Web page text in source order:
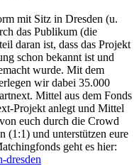
mit Sitz in Dresden (u.
das Publikum (die
daran ist, dass das Projekt
schon bekannt ist und
wurde. Mit dem
wir dabei 35.000
Mittel aus dem Fonds
Projekt anlegt und Mittel
euch durch die Crowd
(1:1) und unterstützen eure
geht es hier:
dresden